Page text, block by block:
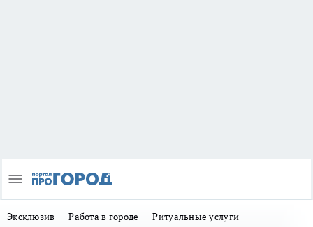
Эксклюзив Работа в городе Ритуальные услуги